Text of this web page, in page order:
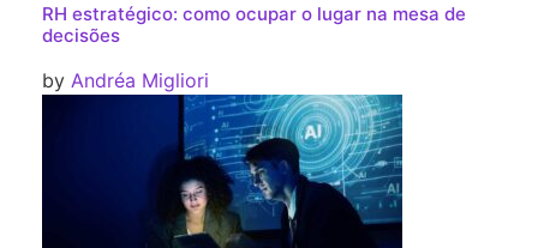
RH estratégico: como ocupar o lugar na mesa de
decisões
by Andréa Migliori